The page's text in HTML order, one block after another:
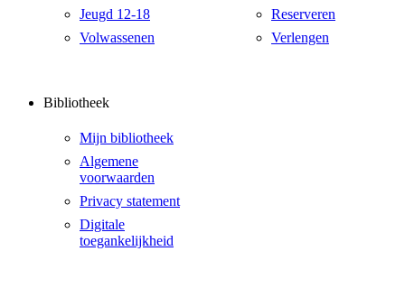
Jeugd 12-18
Volwassenen
Reserveren
Verlengen
Bibliotheek
Mijn bibliotheek
Algemene
voorwaarden
Privacy statement
Digitale
toegankelijkheid